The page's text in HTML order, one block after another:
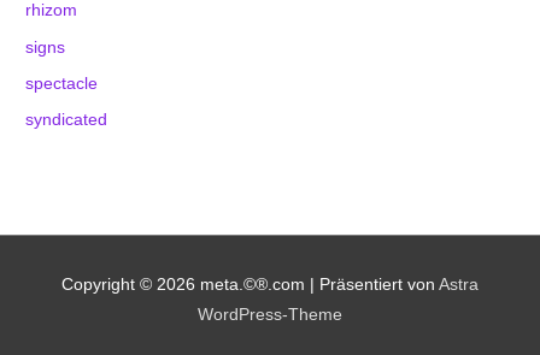
rhizom
signs
spectacle
syndicated
Copyright © 2026 meta.©®.com | Präsentiert von Astra
WordPress-Theme